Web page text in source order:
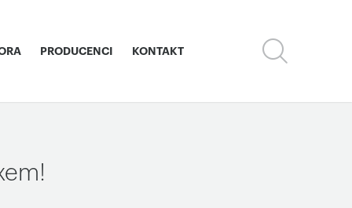
PRODUCENCI KONTAKT